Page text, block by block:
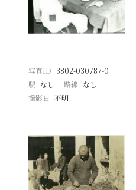
−
写真ID 3802-030787-0
駅 なし 路線 なし
撮影日
不明